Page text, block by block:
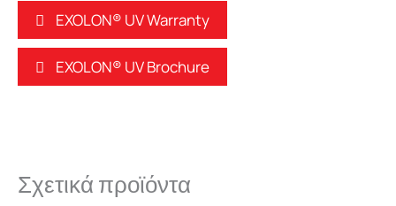
EXOLON® UV Warranty
EXOLON® UV Brochure
Σχετικά προϊόντα